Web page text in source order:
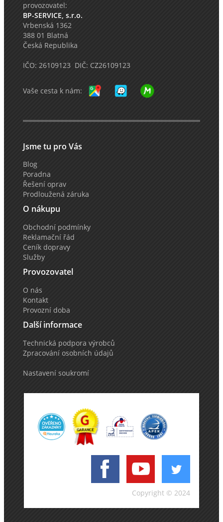
provozovatel:
BP-SERVICE, s.r.o.
Vrbenská 1362
388 01 Blatná
Česká Republika
IČO: 26109123 DIČ: CZ26109123
Vaše cesta k nám:
Jsme tu pro Vás
Blog
Poradna
Řešení oprav
Prodloužená záruka
O nákupu
Obchodní podmínky
Reklamační řád
Ceník dopravy
Služby
Provozovatel
O nás
Kontakt
Provozní doba
Další informace
Technická podpora výrobců
Zpracování osobních údajů
Nastavení soukromí
Copyright © 2024